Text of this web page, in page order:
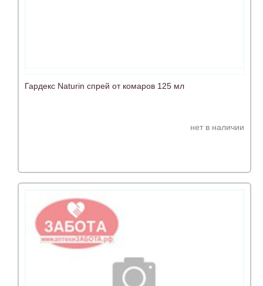
Гардекс Naturin спрей от комаров 125 мл
нет в наличии